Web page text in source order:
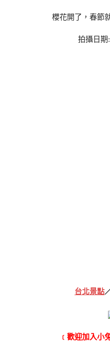
櫻花開了，春節
拍攝日期
台北景點
﹝歡迎加入小